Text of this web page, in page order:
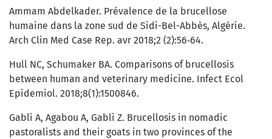
Ammam Abdelkader. Prévalence de la brucellose
humaine dans la zone sud de Sidi-Bel-Abbès, Algérie.
Arch Clin Med Case Rep. avr 2018;2 (2):56‑64.
Hull NC, Schumaker BA. Comparisons of brucellosis
between human and veterinary medicine. Infect Ecol
Epidemiol. 2018;8(1):1500846.
Gabli A, Agabou A, Gabli Z. Brucellosis in nomadic
pastoralists and their goats in two provinces of the